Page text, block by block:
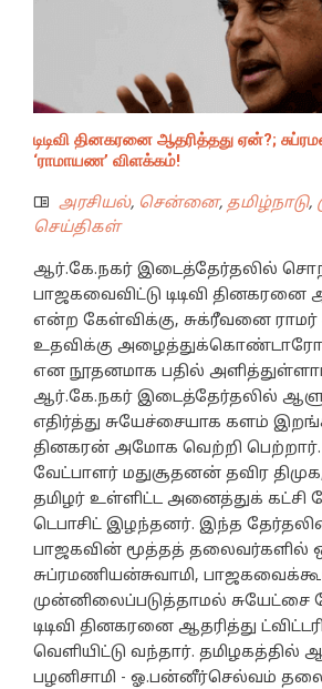
டிடிவி தினகரனை ஆதரித்தது ஏன்?;
‘ராமாயண’ விளக்கம்!
அரசியல், சென்னை, தமிழ்நாடு,
செய்திகள்
ஆர்.கே.நகர் இடைத்தேர்தலில்
பாஜகவைவிட்டு டிடிவி தினகரனை
என்ற கேள்விக்கு, சுக்ரீவனை
உதவிக்கு
என நூதனமாக பதில் அளித்துள்ளார்.
ஆர்.கே.நகர் இடைத்தேர்தலில்
எதிர்த்து சுயேச்சையாக களம்
தினகரன் அமோக வெற்றி பெற்றார்.
வேட்பாளர் மதுசூதனன் தவிர
தமிழர் உள்ளிட்ட அனைத்துக் கட்சி
டெபாசிட் இழந்தனர். இந்த
பாஜகவின் மூத்தத் தலைவர்களில்
சுப்ரமணியன்சுவாமி,
முன்னிலைப்படுத்தாமல் சுயேட்சை
டிடிவி தினகரனை ஆதரித்து
வெளியிட்டு வந்தார். தமிழகத்தில்
பழனிசாமி - ஓ.பன்னீர்செல்வம்